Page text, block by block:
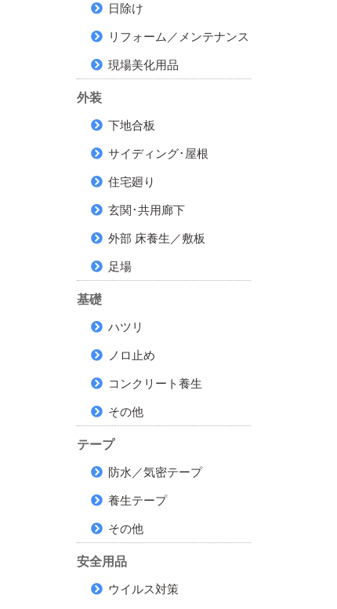
日除け
リフォーム／メンテナンス
現場美化用品
外装
下地合板
サイディング･屋根
住宅廻り
玄関･共用廊下
外部 床養生／敷板
足場
基礎
ハツリ
ノロ止め
コンクリート養生
その他
テープ
防水／気密テープ
養生テープ
その他
安全用品
ウイルス対策